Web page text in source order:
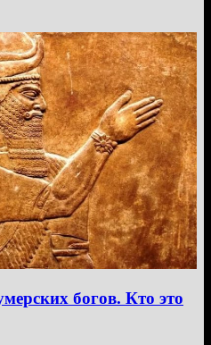
богов. Кто это